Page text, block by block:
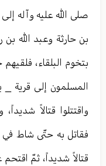
صلى الله عليه وآله
بن حارثة وعبد الله
بتخوم البلقاء،
المسلمون إلى قرية _
واقتتلوا قتالاً
فقاتل به حتّى شاط في
قتالاً شديداً، ثمّ